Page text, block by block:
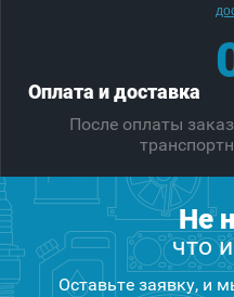
Оплата и доставка
После оплаты
Не
что
Оставьте заявку, и